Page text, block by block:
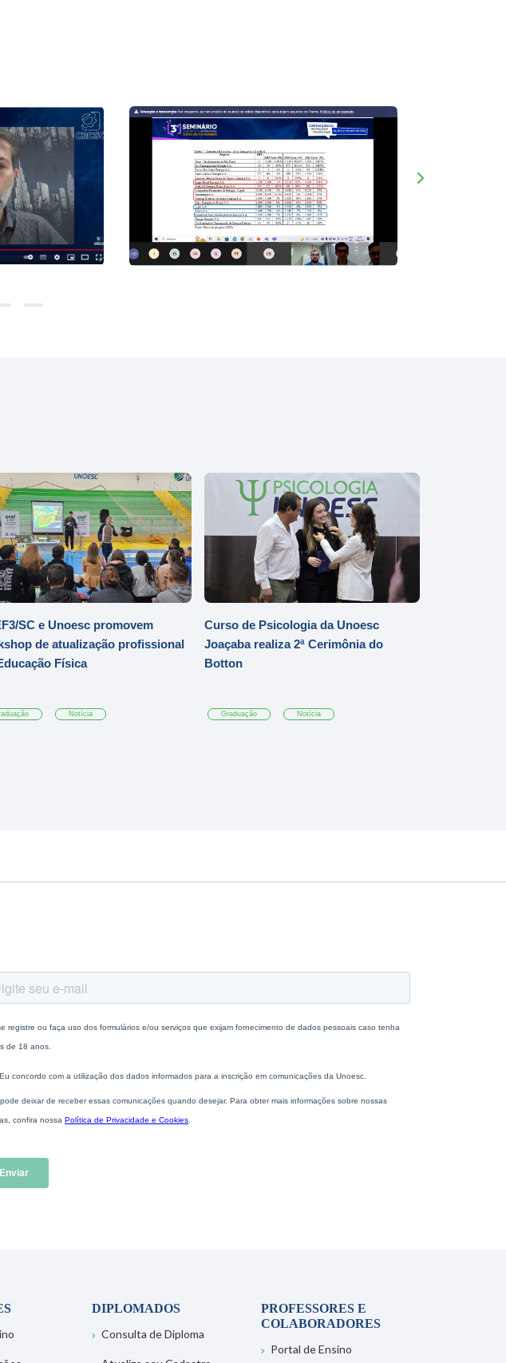
SC e Unoesc promovem
de atualização profissional
Física
Notícia
Curso de Psicologia da Unoesc
Joaçaba realiza 2ª Cerimônia do
Botton
Graduação Notícia
DIPLOMADOS
Consulta de Diploma
PROFESSORES E
COLABORADORES
Portal de Ensino